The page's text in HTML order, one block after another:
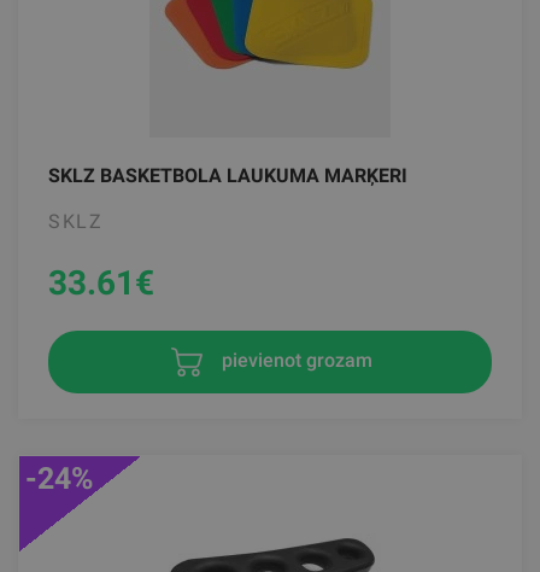
SKLZ BASKETBOLA LAUKUMA MARĶERI
SKLZ
33.61€
pievienot grozam
-24%